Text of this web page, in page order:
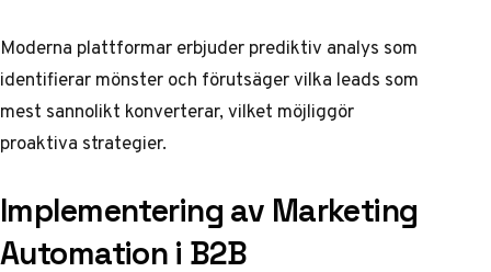
Moderna plattformar erbjuder prediktiv analys som
identifierar mönster och förutsäger vilka leads som
mest sannolikt konverterar, vilket möjliggör
proaktiva strategier.
Implementering av Marketing
Automation i B2B